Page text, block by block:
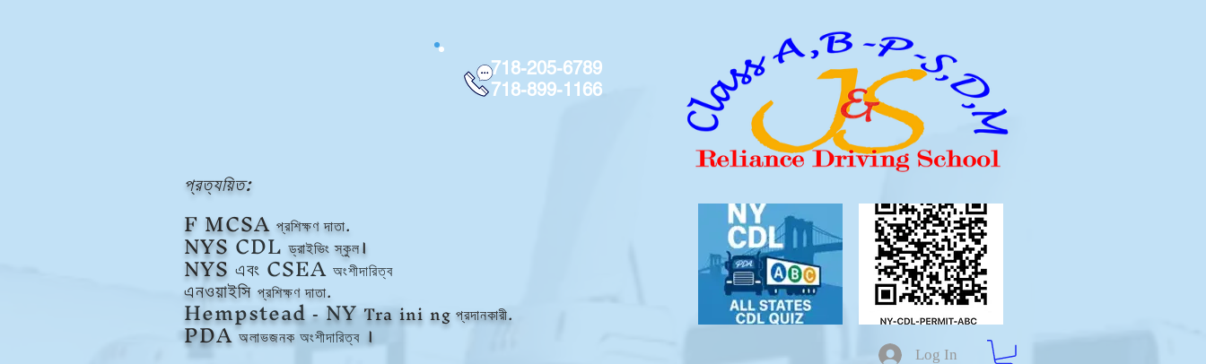
718-205-6789
718-899-1166
প্রত্যয়িত:
FMCSAপ্রশিক্ষণ দাতা.
NYSCDLড্রাইভিং স্কুল।
NYSএবং CSEAঅংশীদারিত্ব
এনওয়াইসিপ্রশিক্ষণ দাতা.
Hempstead - NYTraining প্রদানকারী.
PDAঅলাভজনকঅংশীদারিত্ব । Log In